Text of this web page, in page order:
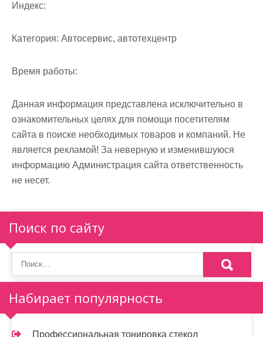
Индекс:
Категория: Автосервис, автотехцентр
Время работы:
Данная информация представлена исключительно в
ознакомительных целях для помощи посетителям
сайта в поиске необходимых товаров и компаний. Не
является рекламой! За неверную и изменившуюся
информацию Администрация сайта ответственность
не несет.
Поиск по сайту
Набирает популярность
Профессиональная тонировка стекол